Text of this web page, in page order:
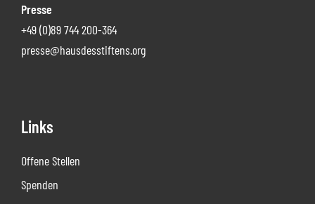
Presse
+49 (0)89 744 200-364
presse@hausdesstiftens.org
Links
Offene Stellen
Spenden